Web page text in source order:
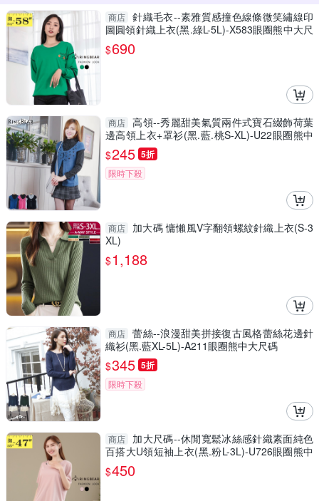
商店 針織毛衣--素雅質感撞色線條微笑繡線印
圖圓領針織上衣(黑.綠L-5L)-X583眼圈熊中大尺
碼
$690
商店 高領--秀麗甜美氣質兩件式寶石綴飾荷葉
邊高領上衣+罩衫(黑.藍.桃S-XL)-U22眼圈熊中
大尺碼
$245 5折
限時下殺
商店
加大碼 慵懶風V字翻領螺紋針織上衣(S-3
XL)
$1,188
商店 蕾絲--浪漫甜美拼接復古風格蕾絲花邊針
織衫(黑.藍XL-5L)-A211眼圈熊中大尺碼
$345 5折
限時下殺
商店
加大尺碼--休閒寬鬆冰絲感針織素面純色
百搭大U領短袖上衣(黑.粉L-3L)-U726眼圈熊中
大尺碼
$450